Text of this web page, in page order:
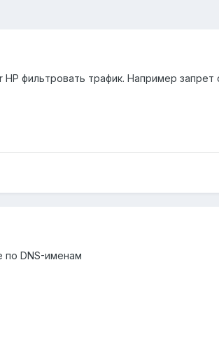
фильтровать трафик. Например запрет
по DNS-именам